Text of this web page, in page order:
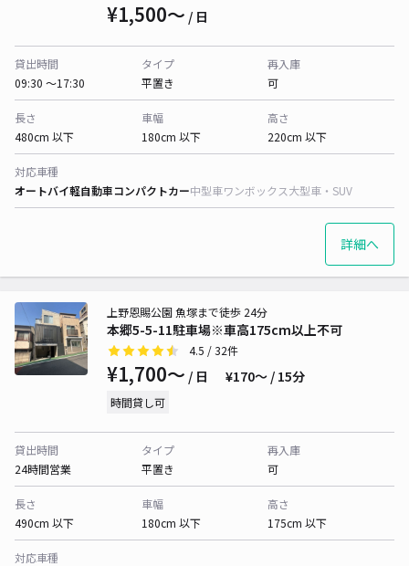
¥1,500〜 / 日
貸出時間
09:30 〜17:30
タイプ
平置き
再入庫
可
長さ
480cm 以下
車幅
180cm 以下
高さ
220cm 以下
対応車種
オートバイ軽自動車コンパクトカー中型車ワンボックス大型車・SUV
詳細へ
本郷5-5-11駐車場※車高175cm以上不可
上野恩賜公園 魚塚まで徒歩 24分
4.5 / 32件
¥1,700〜 / 日 ¥170〜 / 15分
時間貸し可
貸出時間
24時間営業
タイプ
平置き
再入庫
可
長さ
490cm 以下
車幅
180cm 以下
高さ
175cm 以下
対応車種